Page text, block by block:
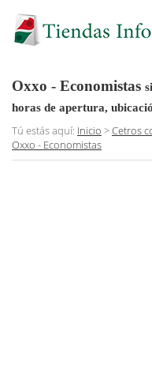
Oxxo - Economistas
horas de apertura,
Tú estás aquí: Inicio >Cetros
Oxxo - Economistas